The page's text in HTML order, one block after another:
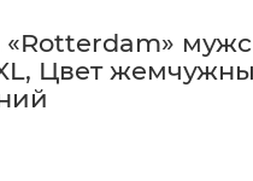
«Rotterdam»
Цвет